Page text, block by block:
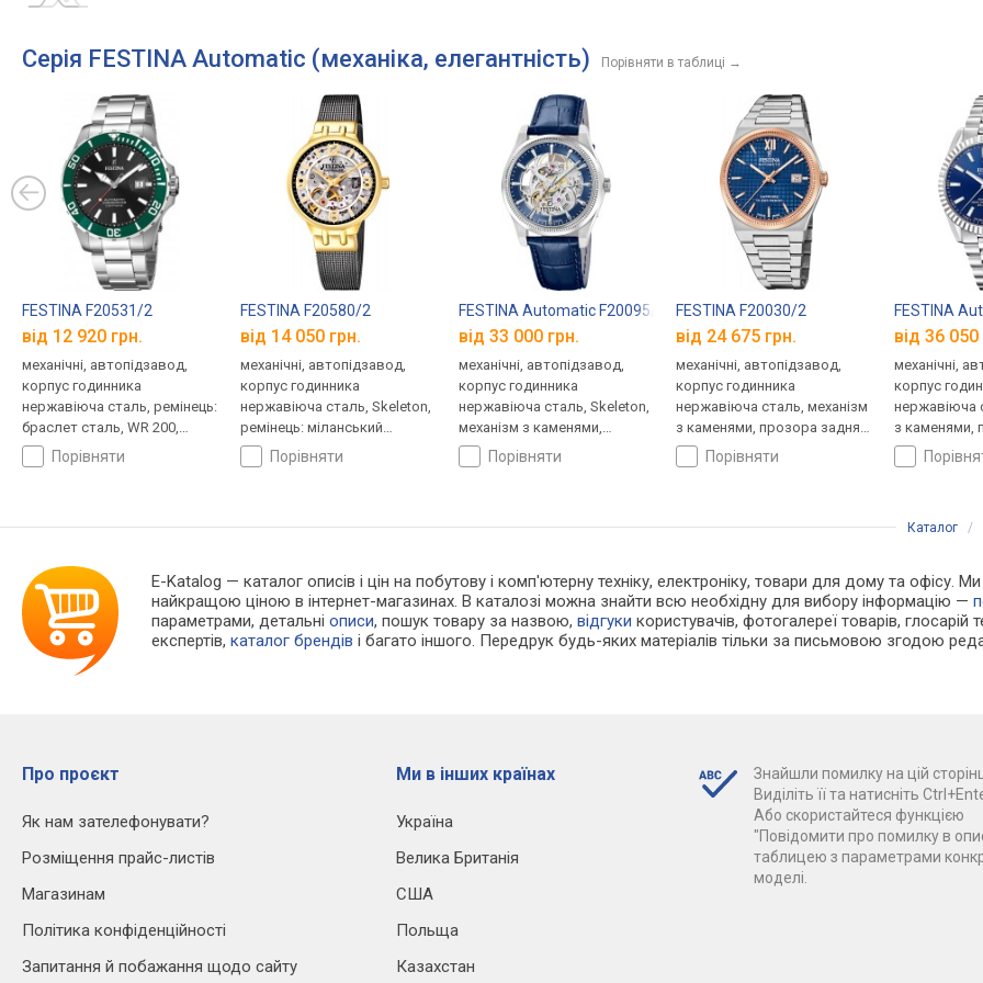
Серія FESTINA Automatic (механіка, елегантність) Порівняти в таблиці →
FESTINA F20531/2
від 12 920 грн.
механічні, автопідзавод,
корпус годинника
нержавіюча сталь, ремінець:
браслет сталь, WR 200,
Іспаніяпорівняти
FESTINA F20580/2
від 14 050 грн.
механічні, автопідзавод,
корпус годинника
нержавіюча сталь, Skeleton,
ремінець: міланський
браслет, WR 50, Іспанія
порівняти
FESTINA Automatic F20095/2
від 33 000 грн.
механічні, автопідзавод,
корпус годинника
нержавіюча сталь, Skeleton,
механізм з каменями,
прозора задня кришка,
ремінець: ремінець
порівняти
FESTINA F20030/2
від 24 675 грн.
механічні, автопідзавод,
корпус годинника
нержавіюча сталь, механізм
з каменями, прозора задня
кришка, ремінець: браслет
сталь, WR 100, Іспанія
порівняти
FESTINA
від 36 050
механічні,
корпус
нержавіюча
з каменями,
кришка,
сталь, WR 50,
Каталог /
E-Katalog — каталог описів і цін на побутову і комп'ютерну техніку, електроніку, товари для дому та офісу.
найкращою ціною в інтернет-магазинах. В каталозі можна знайти всю необхідну для вибору інформацію —
параметрами, детальніописи, пошук товару за назвою,відгуки користувачів, фотогалереї товарів, глосарій
експертів,каталог брендів і багато іншого. Передрук будь-яких матеріалів тільки за письмовою згодою
Про проєкт
Як нам зателефонувати?
Розміщення прайс-листів
Магазинам
Політика конфіденційності
Запитання й побажання щодо сайту
Ми в інших країнах
Україна
Велика Британія
США
Польща
Казахстан
Знайшли помилку на цій
Виділіть її та натисніть
Або скористайтеся функцією
"Повідомити про помилку в
таблицею з параметрами
моделі.